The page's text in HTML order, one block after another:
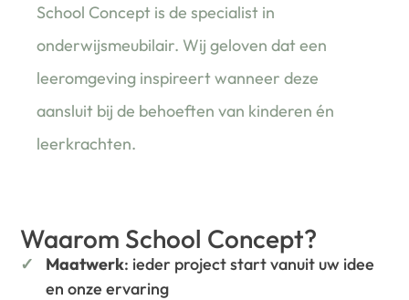
School Concept is de specialist in
onderwijsmeubilair. Wij geloven dat een
leeromgeving inspireert wanneer deze
aansluit bij de behoeften van kinderen én
leerkrachten.
Waarom School Concept?
Maatwerk: ieder project start vanuit uw idee
en onze ervaring